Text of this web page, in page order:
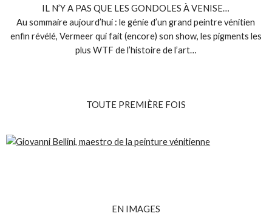
IL N’Y A PAS QUE LES GONDOLES À VENISE…
Au sommaire aujourd’hui : le génie d’un grand peintre vénitien
enfin révélé, Vermeer qui fait (encore) son show, les pigments les
plus WTF de l’histoire de l’art…
TOUTE PREMIÈRE FOIS
EN IMAGES